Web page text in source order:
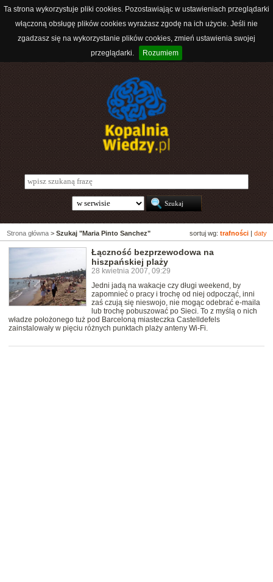
Ta strona wykorzystuje pliki cookies. Pozostawiając w ustawieniach przeglądarki
włączoną obsługę plików cookies wyrażasz zgodę na ich użycie. Jeśli nie
zgadzasz się na wykorzystanie plików cookies, zmień ustawienia swojej
przeglądarki.
Rozumiem
sortuj wg: trafności daty
Strona główna > Szukaj "Maria Pinto Sanchez"
Łączność bezprzewodowa na
hiszpańskiej plaży
28 kwietnia 2007, 09:29
Jedni jadą na wakacje czy długi weekend, by
zapomnieć o pracy i trochę od niej odpocząć, inni
zaś czują się nieswojo, nie mogąc odebrać e-maila
lub trochę pobuszować po Sieci. To z myślą o nich
władze położonego tuż pod Barceloną miasteczka Castelldefels
zainstalowały w pięciu różnych punktach plaży anteny Wi-Fi.